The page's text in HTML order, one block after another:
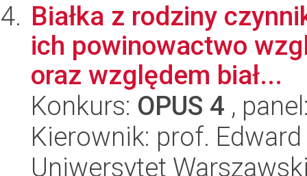
Białka z rodziny
ich powinowactwo
oraz względem biał...
Konkurs: OPUS 4 ,
Kierownik: prof.
Uniwersytet